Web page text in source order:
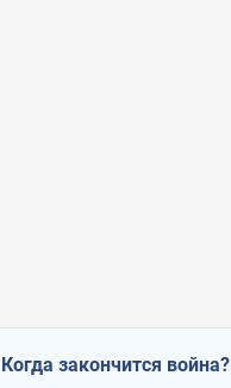
Когда закончится война?